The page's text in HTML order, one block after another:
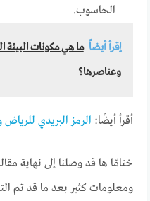
الحاسوب.
إقرأ أيضاً ما هي مكونات البيئة
وعناصرها؟
أقرأ أيضًا: الرمز البريدي للرياض
ختامًا ها قد وصلنا إلى نهاية
ومعلومات كثير بعد ما قد تم